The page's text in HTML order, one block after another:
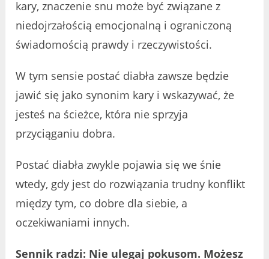
kary, znaczenie snu może być związane z
niedojrzałością emocjonalną i ograniczoną
świadomością prawdy i rzeczywistości.
W tym sensie postać diabła zawsze będzie
jawić się jako synonim kary i wskazywać, że
jesteś na ścieżce, która nie sprzyja
przyciąganiu dobra.
Postać diabła zwykle pojawia się we śnie
wtedy, gdy jest do rozwiązania trudny konflikt
między tym, co dobre dla siebie, a
oczekiwaniami innych.
Sennik radzi: Nie ulegaj pokusom. Możesz